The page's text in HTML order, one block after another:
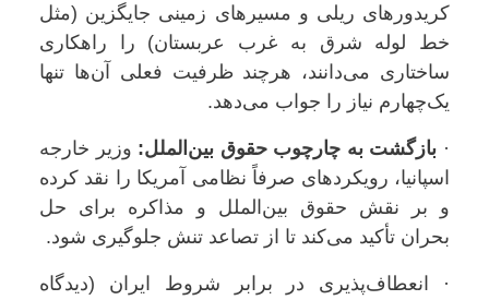
کریدورهای ریلی و مسیرهای زمینی جایگزین (مثل
خط لوله شرق به غرب عربستان) را راهکاری
ساختاری می‌دانند، هرچند ظرفیت فعلی آن‌ها تنها
یک‌چهارم نیاز را جواب می‌دهد.
بازگشت به چارچوب حقوق بین‌الملل:وزیر خارجه
اسپانیا، رویکردهای صرفاً نظامی آمریکا را نقد کرده
و بر نقش حقوق بین‌الملل و مذاکره برای حل
بحران تأکید می‌کند تا از تصاعد تنش جلوگیری شود.
· انعطاف‌پذیری در برابر شروط ایران (دیدگاه